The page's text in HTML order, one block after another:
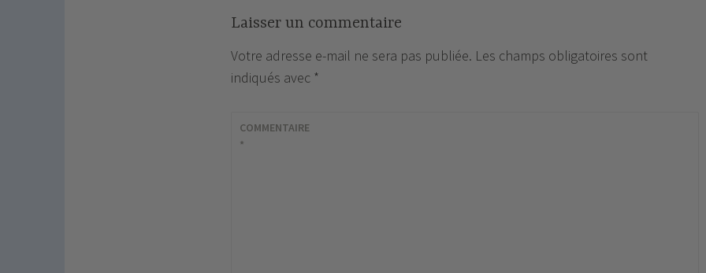
Laisser un commentaire
Votre adresse e-mail ne sera pas publiée. Les champs obligatoires sont
indiqués avec *
COMMENTAIRE
*